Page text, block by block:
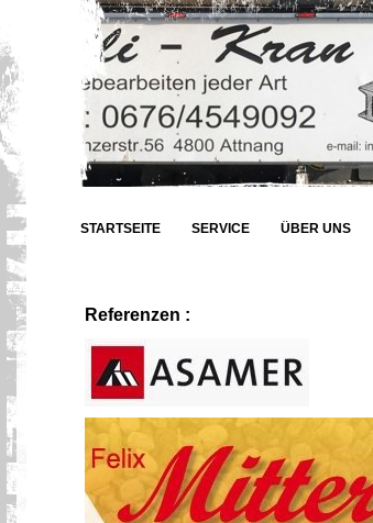
STARTSEITE SERVICE ÜBER UNS
Referenzen :